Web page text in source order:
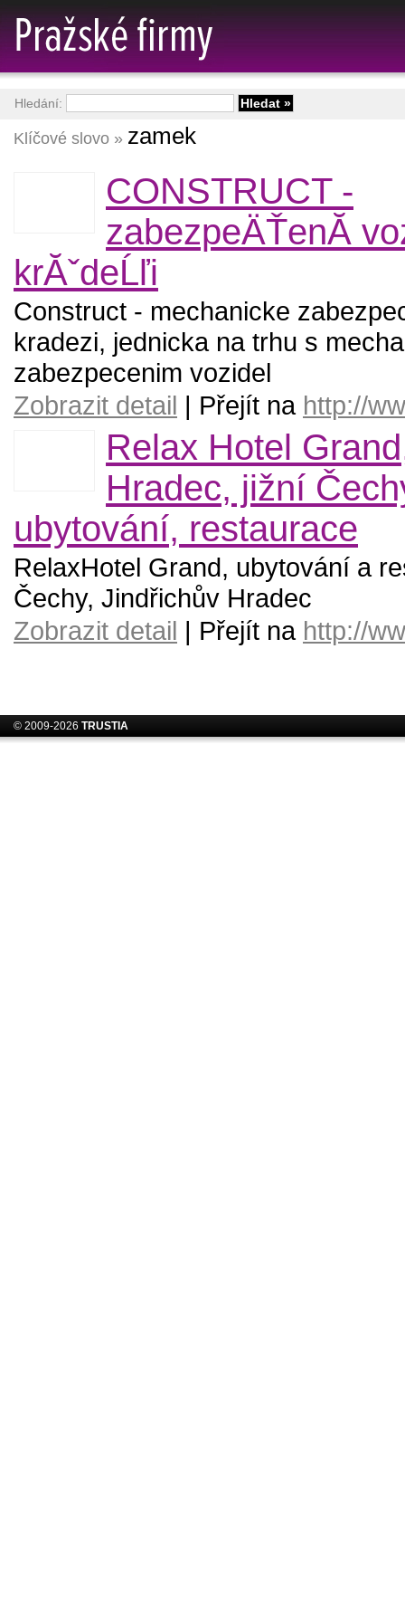
Klíčové slovo » zamek
CONSTRUCT -
zabezpeÄŤenĂ­
krĂˇdeĹľi
Construct - mechanicke
kradezi, jednicka na trhu s
zabezpecenim vozidel
Zobrazit detail | Přejít na http://
Relax Hotel
Hradec, jižní
ubytování, restaurace
RelaxHotel Grand, ubytování a
Čechy, Jindřichův Hradec
Zobrazit detail | Přejít na http://
Hledání:
© 2009-2026 TRUSTIA